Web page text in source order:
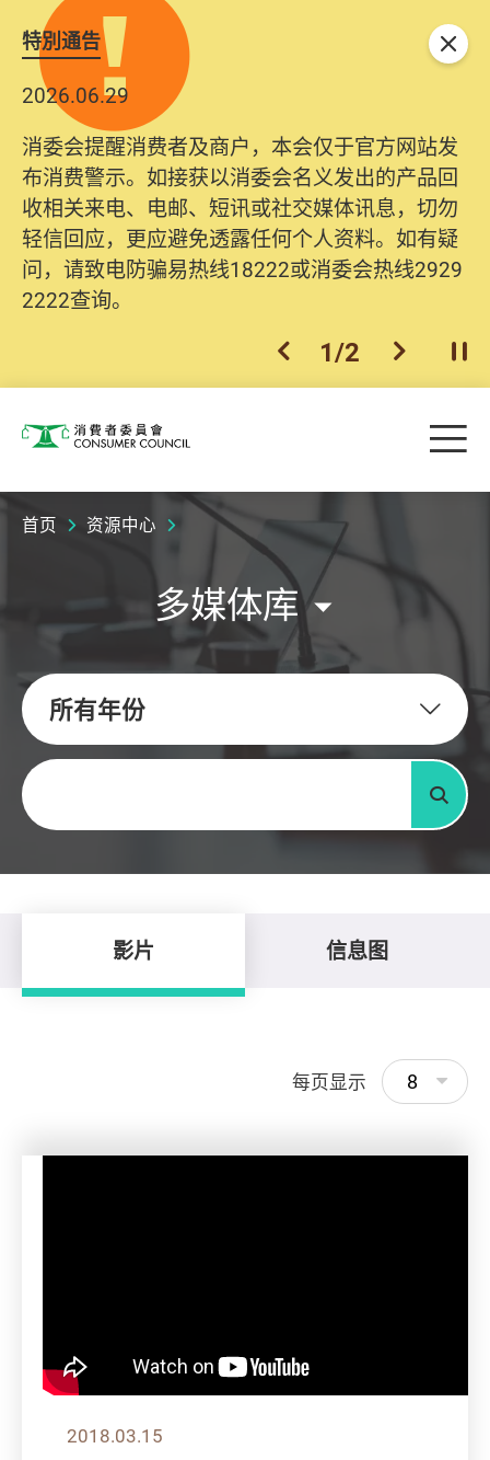
特別通告
2026.06.29
消委会提醒消费者及商户，本会仅于官方网站发
布消费警示。如接获以消委会名义发出的产品回
收相关来电、电邮、短讯或社交媒体讯息，切勿
轻信回应，更应避免透露任何个人资料。如有疑
问，请致电防骗易热线18222或消委会热线2929
2222查询。
2025.10.31
为提升使用者体验及网络安全，本会的投诉处理
系统已经进行升级及推出新功能。由2025年11月
10日起，消费者需要提供基本联络资料（包括姓
名、电邮及电话）注册帐户，才可提交投诉、查
询及建议。所有提交纪录将清晰整合于帐户中，
方便日后作出跟进。
上一个
2/2 下一个开
关闭
消费者委员会 目
首页 资源中心
多媒体库
所有年份
关键字
搜寻
影片 信息图
每页显示 8
2018.03.15